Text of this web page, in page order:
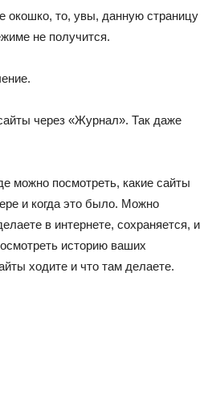
окошко, то, увы, данную страницу
не получится.
через «Журнал». Так даже
можно посмотреть, какие сайты
и когда это было. Можно
в интернете, сохраняется, и
историю ваших
ходите и что там делаете.